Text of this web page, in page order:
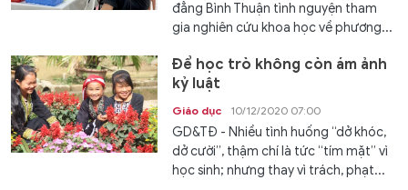
đẳng Bình Thuận tình nguyện tham
gia nghiên cứu khoa học về phương...
Để học trò không còn ám ảnh
kỷ luật
Giáo dục 10/12/2020 07:00
GD&TĐ - Nhiều tình huống “dở khóc,
dở cười”, thậm chí là tức “tím mặt” vì
học sinh; nhưng thay vì trách, phạt...